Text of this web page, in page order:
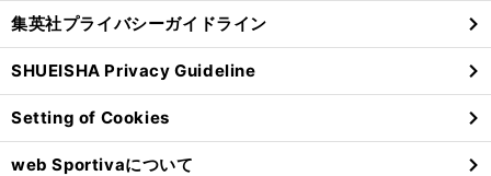
る
し
い
ウ
ィ
ン
ド
ウ
で
集英社プライバシーガイドライン
SHUEISHA Privacy Guideline
Setting of Cookies
web Sportivaについて